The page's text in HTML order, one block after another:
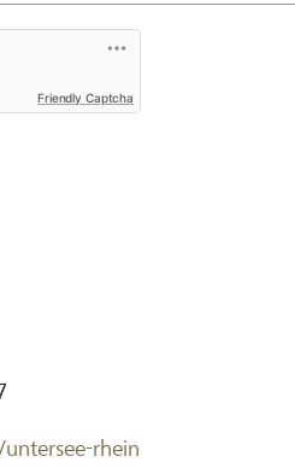
Friendly Captcha
rhein